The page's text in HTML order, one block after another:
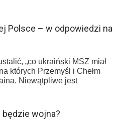
Polsce – w odpowiedzi na
„co ukraiński MSZ miał
których Przemyśl i Chełm
Niewątpliwe jest
będzie wojna?